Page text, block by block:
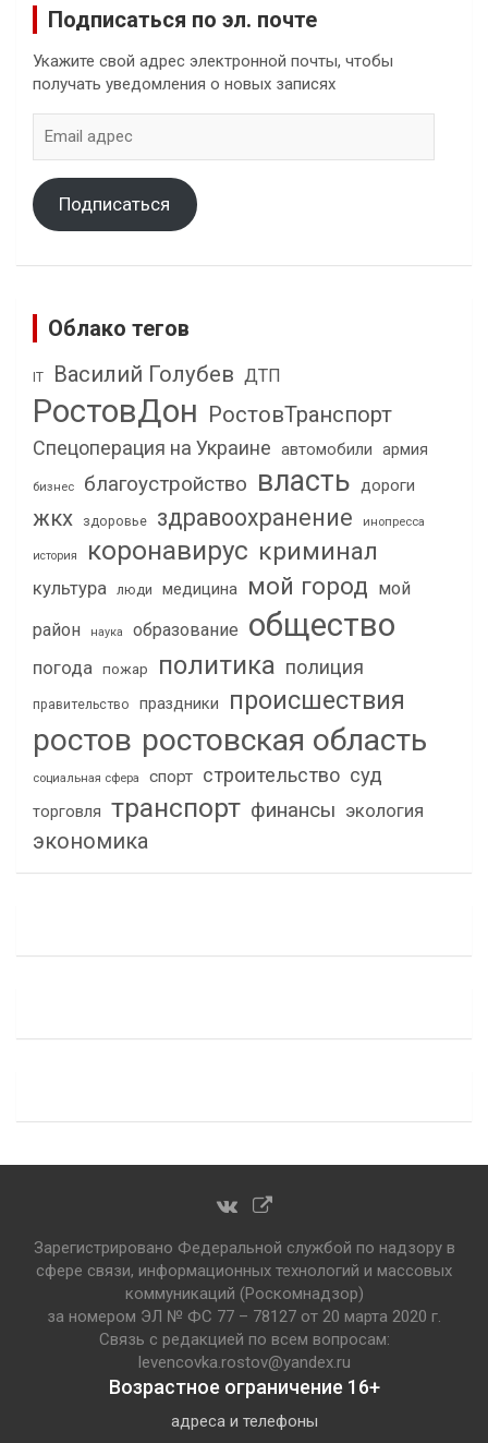
Подписаться по эл. почте
Укажите свой адрес электронной почты, чтобы
получать уведомления о новых записях
адрес
Подписаться
Облако тегов
IT Василий Голубев ДТП
РостовДон РостовТранспорт
Спецоперация на Украине автомобили армия
бизнес благоустройство власть дороги
жкх здоровье здравоохранение инопресса
история коронавирус криминал
культура люди медицина мой город мой
район
наука образование общество
погода пожар политика полиция
правительство праздники происшествия
ростов ростовская область
социальная сфера спорт строительство суд
торговля транспорт финансы экология
экономика
Зарегистрировано Федеральной службой по надзору в
сфере связи, информационных технологий и массовых
коммуникаций (Роскомнадзор)
за номером ЭЛ № ФС 77 – 78127 от 20 марта 2020 г.
Связь с редакцией по всем вопросам:
levencovka.rostov@yandex.ru
Возрастное ограничение 16+
адреса и телефоны